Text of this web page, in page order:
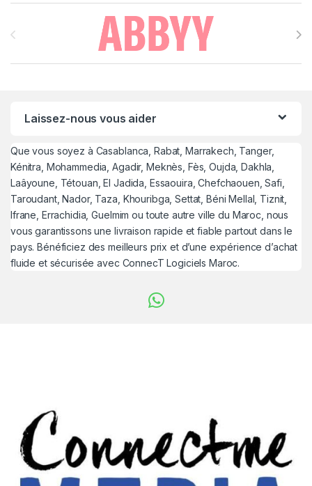
Brands Carousel
Laissez-nous vous aider
Que vous soyez à Casablanca, Rabat, Marrakech, Tanger,
Kénitra, Mohammedia, Agadir, Meknès, Fès, Oujda, Dakhla,
Laâyoune, Tétouan, El Jadida, Essaouira, Chefchaouen, Safi,
Taroudant, Nador, Taza, Khouribga, Settat, Béni Mellal, Tiznit,
Ifrane, Errachidia, Guelmim ou toute autre ville du Maroc, nous
vous garantissons une livraison rapide et fiable partout dans le
pays. Bénéficiez des meilleurs prix et d’une expérience d’achat
fluide et sécurisée avec ConnecT Logiciels Maroc.